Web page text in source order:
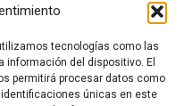
tecnologías como las
información del dispositivo. El
permitirá procesar datos como
únicas en este